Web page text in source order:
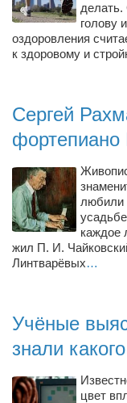
Конкурс
Литературный
Конкурс
Интервью
Афиша
Афиша Киев
Афиша Сумы
О нас
голову
оздоровления
к здоровому и
Сергей
любили
каждое
жил П. И.
Линтварёвых…
Учёные
знали
цвет